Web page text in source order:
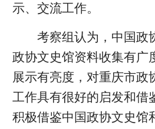
示、交流工作。
考察组认为，中国政
政协文史馆资料收集有广
展示有亮度，对重庆市政
工作具有很好的启发和借
积极借鉴中国政协文史馆